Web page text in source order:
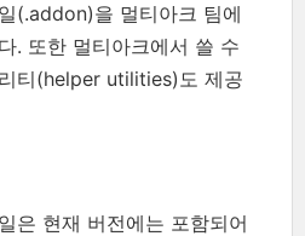
(.addon)을 멀티아크 팀에
. 또한 멀티아크에서 쓸 수
티(helper utilities)도 제공
은 현재 버전에는 포함되어